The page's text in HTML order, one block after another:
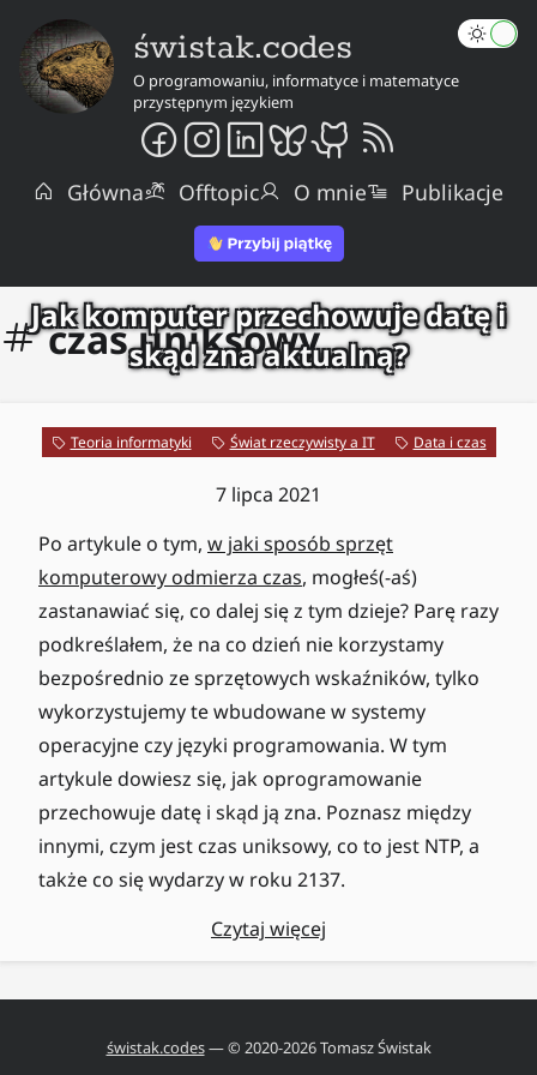
świstak.codes
O programowaniu, informatyce i matematyce
przystępnym językiem
Główna Offtopic O mnie Publikacje
czas uniksowy
Jak komputer przechowuje datę i
skąd zna aktualną?
Teoria informatyki Świat rzeczywisty a IT Data i czas
7 lipca 2021
Po artykule o tym, w jaki sposób sprzęt
komputerowy odmierza czas, mogłeś(-aś)
zastanawiać się, co dalej się z tym dzieje? Parę razy
podkreślałem, że na co dzień nie korzystamy
bezpośrednio ze sprzętowych wskaźników, tylko
wykorzystujemy te wbudowane w systemy
operacyjne czy języki programowania. W tym
artykule dowiesz się, jak oprogramowanie
przechowuje datę i skąd ją zna. Poznasz między
innymi, czym jest czas uniksowy, co to jest NTP, a
także co się wydarzy w roku 2137.
Czytaj więcej
świstak.codes— © 2020-2026Tomasz Świstak